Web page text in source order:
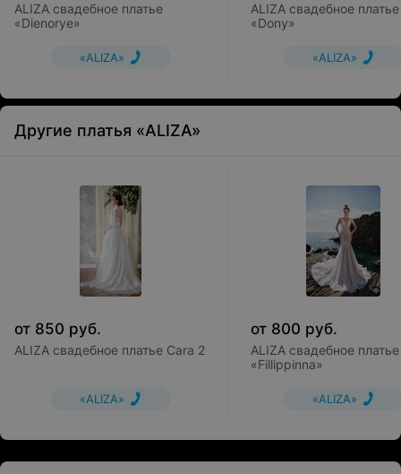
ALIZA свадебное платье
«Dienorye»
«ALIZA»
ALIZA свадебное платье
«Dony»
«ALIZA»
Другие платья «ALIZA»
от 850 руб.
ALIZA свадебное платье Cara 2
«ALIZA»
от 800 руб.
ALIZA свадебное платье
«Fillippinna»
«ALIZA»